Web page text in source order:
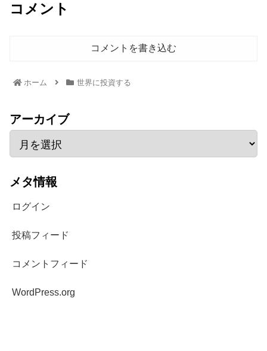
コメント
コメントを書き込む
ホーム 世界に投資する
アーカイブ
メタ情報
ログイン
投稿フィード
コメントフィード
WordPress.org